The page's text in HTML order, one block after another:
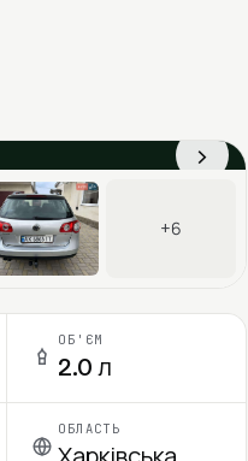
›
+6
ОБ'ЄМ
2.0 л
ОБЛАСТЬ